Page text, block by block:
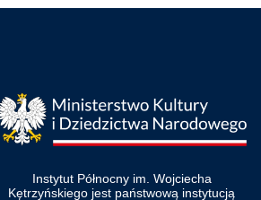
Instytut Północny im. Wojciecha
Kętrzyńskiego jest państwową instytucją